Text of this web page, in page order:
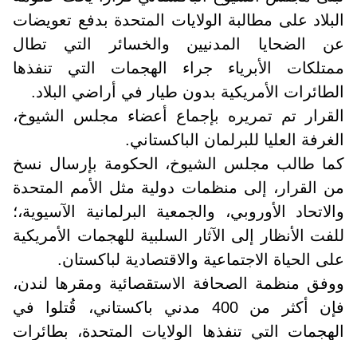
البلاد على مطالبة الولايات المتحدة بدفع تعويضات
عن الضحايا المدنيين والخسائر التي تطال
ممتلكات الأبرياء جراء الهجمات التي تنفذها
الطائرات الأمريكية بدون طيار في أراضي البلاد.
القرار تم تمريره بإجماع أعضاء مجلس الشيوخ،
الغرفة العليا للبرلمان الباكستاني.
كما طالب مجلس الشيوخ، الحكومة بإرسال نسخ
من القرار، إلى منظمات دولية مثل الأمم المتحدة
والاتحاد الأوروبي، والجمعية البرلمانية الآسيوية،؛
للفت الأنظار إلى الآثار السلبية للهجمات الأمريكية
على الحياة الاجتماعية والاقتصادية لباكستان.
ووفق منظمة الصحافة الاستقصائية ومقرها لندن،
فإن أكثر من 400 مدني باكستاني، قُتلوا في
الهجمات التي تنفذها الولايات المتحدة، بطائرات